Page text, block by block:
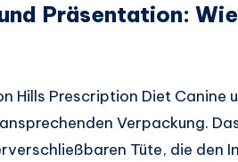
Präsentation:
Hills Prescription Diet Canine
Verpackung.
Tüte, die den